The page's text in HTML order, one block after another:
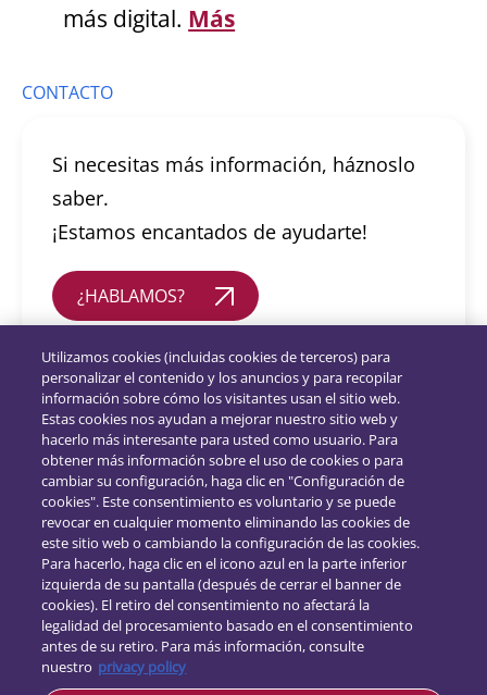
más digital. Más
CONTACTO
Si necesitas más información, háznoslo
saber.
¡Estamos encantados de ayudarte!
¿HABLAMOS?
Síguenos:
Utilizamos cookies (incluidas cookies de terceros) para
personalizar el contenido y los anuncios y para recopilar
información sobre cómo los visitantes usan el sitio web.
Estas cookies nos ayudan a mejorar nuestro sitio web y
hacerlo más interesante para usted como usuario. Para
obtener más información sobre el uso de cookies o para
cambiar su configuración, haga clic en "Configuración de
cookies". Este consentimiento es voluntario y se puede
revocar en cualquier momento eliminando las cookies de
este sitio web o cambiando la configuración de las cookies.
Para hacerlo, haga clic en el icono azul en la parte inferior
izquierda de su pantalla (después de cerrar el banner de
cookies). El retiro del consentimiento no afectará la
legalidad del procesamiento basado en el consentimiento
antes de su retiro. Para más información, consulte
nuestro privacy policy